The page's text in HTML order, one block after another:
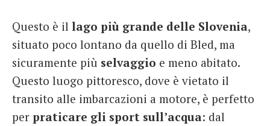
Questo è il lago più grande delle Slovenia,
situato poco lontano da quello di Bled, ma
sicuramente più selvaggio e meno abitato.
Questo luogo pittoresco, dove è vietato il
transito alle imbarcazioni a motore, è perfetto
per praticare gli sport sull’acqua: dal